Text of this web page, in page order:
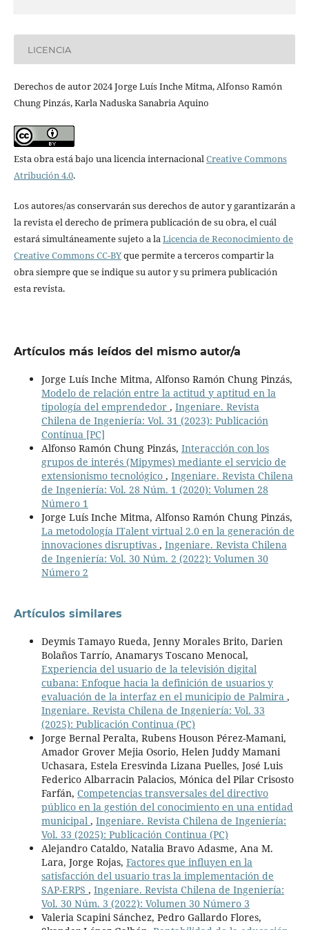
LICENCIA
Derechos de autor 2024 Jorge Luís Inche Mitma, Alfonso Ramón
Chung Pinzás, Karla Naduska Sanabria Aquino
Esta obra está bajo una licencia internacional Creative Commons
Atribución 4.0.
Los autores/as conservarán sus derechos de autor y garantizarán a
la revista el derecho de primera publicación de su obra, el cuál
estará simultáneamente sujeto a la Licencia de Reconocimiento de
Creative Commons CC-BYque permite a terceros compartir la
obra siempre que se indique su autor y su primera publicación
esta revista.
Artículos más leídos del mismo autor/a
Jorge Luís Inche Mitma, Alfonso Ramón Chung Pinzás,
Modelo de relación entre la actitud y aptitud en la
tipología del emprendedor , Ingeniare. Revista
Chilena de Ingeniería: Vol. 31 (2023): Publicación
Contínua [PC]
Alfonso Ramón Chung Pinzás, Interacción con los
grupos de interés (Mipymes) mediante el servicio de
extensionismo tecnológico , Ingeniare. Revista Chilena
de Ingeniería: Vol. 28 Núm. 1 (2020): Volumen 28
Número 1
Jorge Luís Inche Mitma, Alfonso Ramón Chung Pinzás,
La metodología ITalent virtual 2.0 en la generación de
innovaciones disruptivas , Ingeniare. Revista Chilena
de Ingeniería: Vol. 30 Núm. 2 (2022): Volumen 30
Número 2
Artículos similares
Deymis Tamayo Rueda, Jenny Morales Brito, Darien
Bolaños Tarrío, Anamarys Toscano Menocal,
Experiencia del usuario de la televisión digital
cubana: Enfoque hacia la definición de usuarios y
evaluación de la interfaz en el municipio de Palmira ,
Ingeniare. Revista Chilena de Ingeniería: Vol. 33
(2025): Publicación Continua (PC)
Jorge Bernal Peralta, Rubens Houson Pérez-Mamani,
Amador Grover Mejia Osorio, Helen Juddy Mamani
Uchasara, Estela Eresvinda Lizana Puelles, José Luis
Federico Albarracin Palacios, Mónica del Pilar Crisosto
Farfán, Competencias transversales del directivo
público en la gestión del conocimiento en una entidad
municipal , Ingeniare. Revista Chilena de Ingeniería:
Vol. 33 (2025): Publicación Continua (PC)
Alejandro Cataldo, Natalia Bravo Adasme, Ana M.
Lara, Jorge Rojas, Factores que influyen en la
satisfacción del usuario tras la implementación de
SAP-ERPS , Ingeniare. Revista Chilena de Ingeniería:
Vol. 30 Núm. 3 (2022): Volumen 30 Número 3
Valeria Scapini Sánchez, Pedro Gallardo Flores,